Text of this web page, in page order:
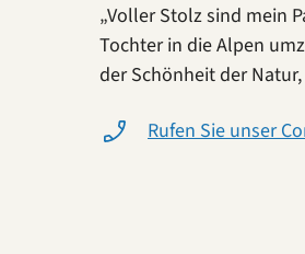
„Voller Stolz sind mein
Tochter in die Alpen
der Schönheit der
Rufen Sie unser